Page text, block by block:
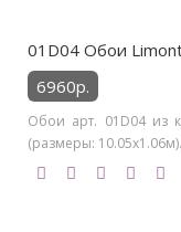
01D04 Обои
6960р.
Обои арт. 01D04 из
(размеры: